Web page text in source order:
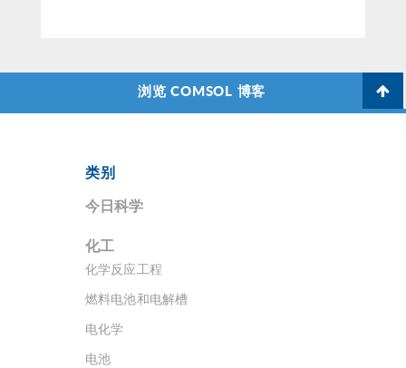
浏览 COMSOL 博客
类别
今日科学
化工
化学反应工程
燃料电池和电解槽
电化学
电池